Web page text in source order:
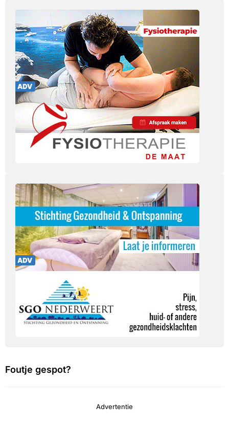
Foutje gespot?
Advertentie